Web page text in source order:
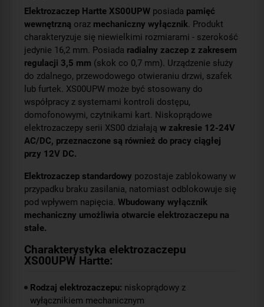
Elektrozaczep Hartte XS00UPW posiada pamięć
wewnętrzną oraz mechaniczny wyłącznik. Produkt
charakteryzuje się niewielkimi rozmiarami - szerokość
jedynie 16,2 mm. Posiada radialny zaczep z zakresem
regulacji 3,5 mm (skok co 0,7 mm). Urządzenie służy
do zdalnego, przewodowego otwieraniu drzwi, szafek
lub furtek. XS00UPW może być stosowany do
współpracy z systemami kontroli dostępu,
domofonowymi, czytnikami kart. Niskoprądowe
elektrozaczepy serii XS00 działają w zakresie 12-24V
AC/DC, przeznaczone są również do pracy ciągłej
przy 12V DC.
Elektrozaczep standardowy pozostaje zablokowany w
przypadku braku zasilania, natomiast odblokowuje się
pod wpływem napięcia. Wbudowany wyłącznik
mechaniczny umożliwia otwarcie elektrozaczepu na
stałe.
Charakterystyka elektrozaczepu
XS00UPW Hartte:
Rodzaj elektrozaczepu: niskoprądowy z
wyłącznikiem mechanicznym